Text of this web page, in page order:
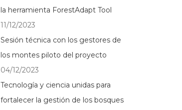
la herramienta ForestAdapt Tool
11/12/2023
Sesión técnica con los gestores de
los montes piloto del proyecto
04/12/2023
Tecnología y ciencia unidas para
fortalecer la gestión de los bosques